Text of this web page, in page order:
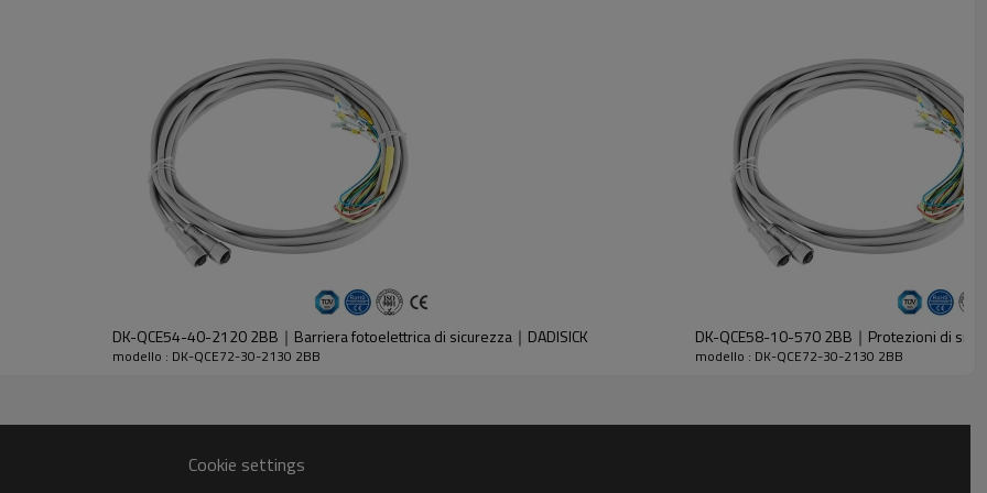
dell'emettitore e del ricevitore.
DK-QCE54-40-2120 2BB｜Barriera fotoelettrica di sicurezza｜DADISICK
modello : DK-QCE72-30-2130 2BB
DK-QCE58-10-570 2BB｜Protezioni di
modello : DK-QCE72-30-2130 2BB
Cookie settings